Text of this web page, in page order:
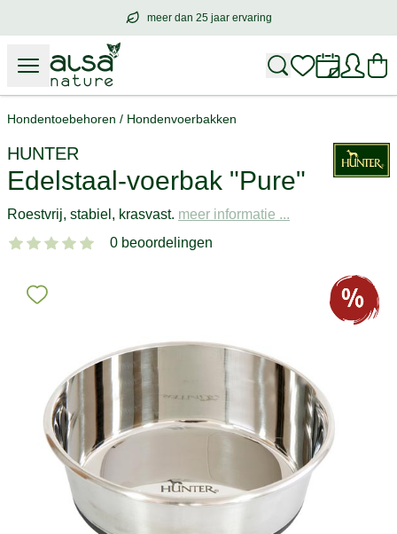
meer dan 25 jaar ervaring
meer dan25 jaar ervaring
Hondentoebehoren / Hondenvoerbakken
HUNTER
Edelstaal-voerbak "Pure"
Roestvrij, stabiel, krasvast. meer informatie ...
0 beoordelingen